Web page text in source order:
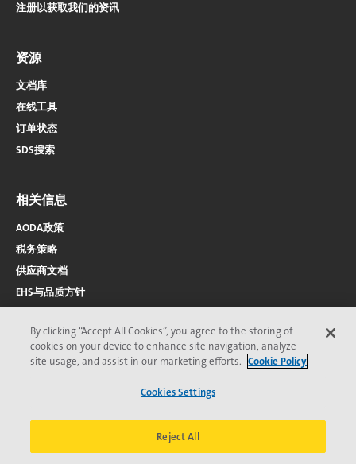
注册以获取我们的资讯
资源
文档库
在线工具
订单状态
SDS搜索
相关信息
AODA政策
税务策略
供应商文档
EHS与品质方针
2026 © Veolia 版权所有
页
菜
隐私保护
By clicking “Accept All Cookies”, you agree to the storing of
cookies on your device to enhance site navigation, analyze
site usage, and assist in our marketing efforts. Cookie Policy
Cookies Settings
Reject All